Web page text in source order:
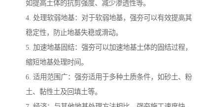
如提高土体的抗剪强度、减少渗透性等。
4. 处理软弱地基：对于软弱地基，强夯可以有效提高其
稳定性，防止地基失稳或滑动。
5. 加速地基固结：强夯可以加速地基土体的固结过程，
缩短地基处理时间。
6. 适用范围广：强夯适用于多种土质条件，如砂土、粉
土、黏性土及回填土等。